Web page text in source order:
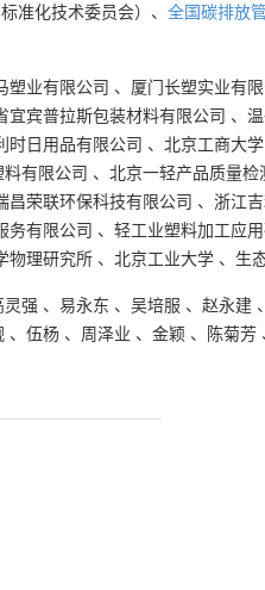
准化技术委员会）、 全国碳排放
塑业有限公司 、 厦门长塑实业有
宜宾普拉斯包装材料有限公司 、
时日用品有限公司 、 北京工商大学
有限公司 、 北京一轻产品质量检
昌荣联环保科技有限公司 、 浙江
务有限公司 、 轻工业塑料加工应
物理研究所 、 北京工业大学 、 生
灵强 、 易永东 、 吴培服 、 赵永建
、 伍杨 、 周泽业 、 金颖 、 陈菊芳